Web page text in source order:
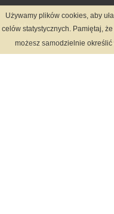
Informacje
Regulamin
Używamy plików cookies, aby
celów statystycznych. Pamiętaj,
możesz samodzielnie